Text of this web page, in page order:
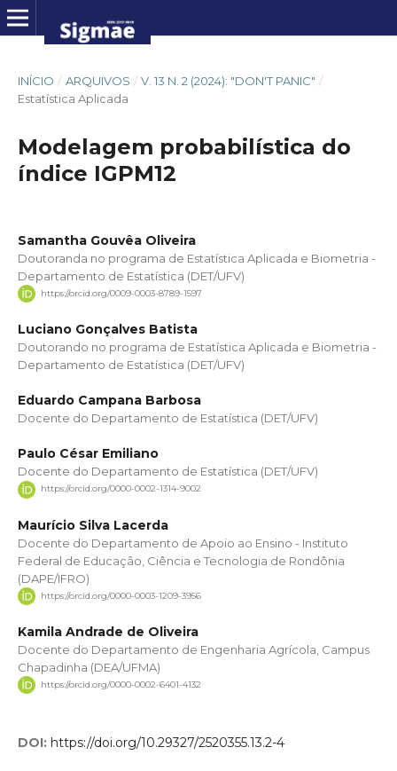
INÍCIO / ARQUIVOS / V. 13 N. 2 (2024): "DON'T PANIC" /
Estatística Aplicada
Modelagem probabilística do
índice IGPM12
Samantha Gouvêa Oliveira
Doutoranda no programa de Estatística Aplicada e Biometria -
Departamento de Estatística (DET/UFV)
https://orcid.org/0009-0003-8789-1597
Luciano Gonçalves Batista
Doutorando no programa de Estatística Aplicada e Biometria -
Departamento de Estatística (DET/UFV)
Eduardo Campana Barbosa
Docente do Departamento de Estatística (DET/UFV)
Paulo César Emiliano
Docente do Departamento de Estatística (DET/UFV)
https://orcid.org/0000-0002-1314-9002
Maurício Silva Lacerda
Docente do Departamento de Apoio ao Ensino - Instituto
Federal de Educação, Ciência e Tecnologia de Rondônia
(DAPE/IFRO)
https://orcid.org/0000-0003-1209-3956
Kamila Andrade de Oliveira
Docente do Departamento de Engenharia Agrícola, Campus
Chapadinha (DEA/UFMA)
https://orcid.org/0000-0002-6401-4132
DOI: https://doi.org/10.29327/2520355.13.2-4